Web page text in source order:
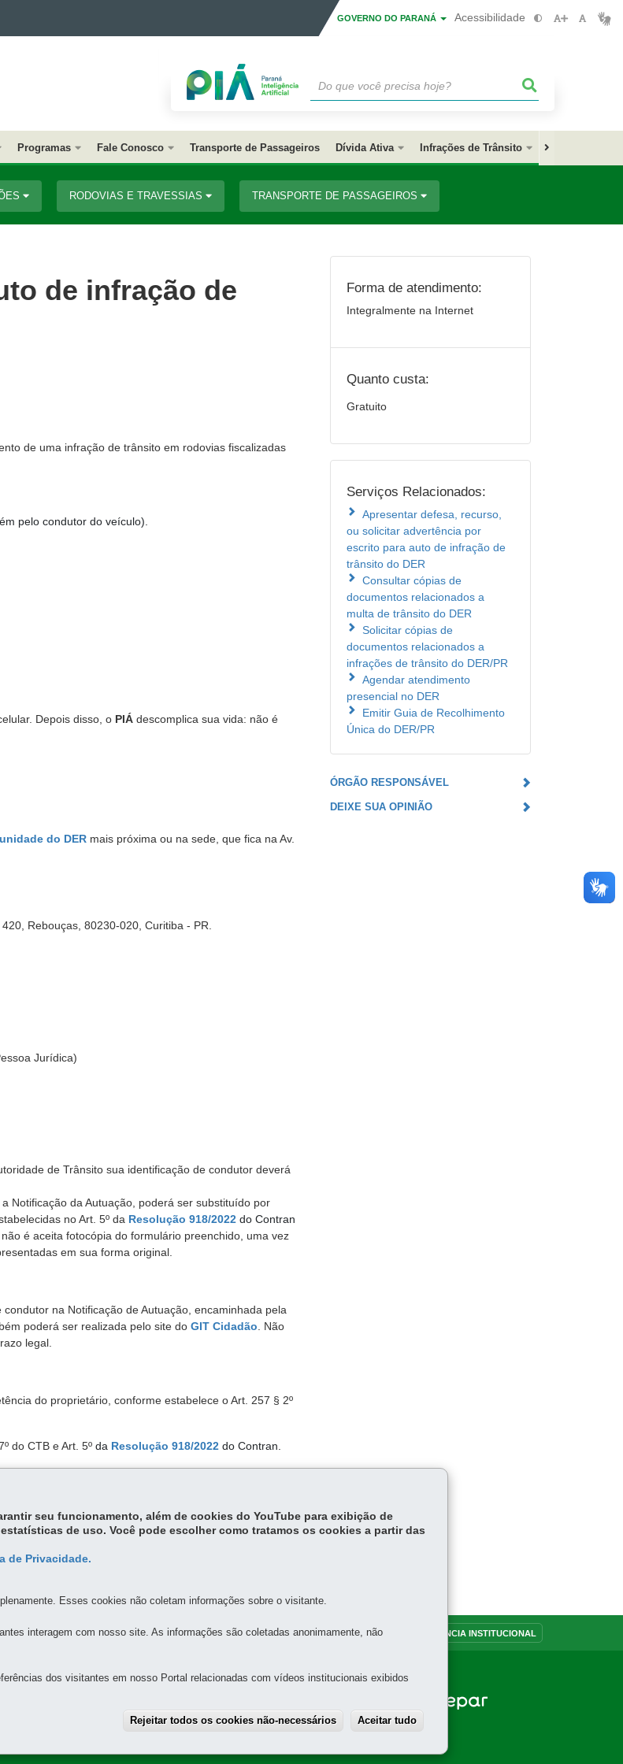
GOVERNO DO PARANÁ Acessibilidade
Programas Fale Conosco Transporte de Passageiros Dívida Ativa Infrações de Trânsito Câmara de
RODOVIAS E TRAVESSIAS TRANSPORTE DE PASSAGEIROS
de infração de
de uma infração de trânsito em rodovias fiscalizadas
pelo condutor do veículo).
Depois disso, o PIÁ descomplica sua vida: não é
unidade do DER mais próxima ou na sede, que fica na Av.
Rebouças, 80230-020, Curitiba - PR.
Jurídica)
de Trânsito sua identificação de condutor deverá
Notificação da Autuação, poderá ser substituído por
no Art. 5º da Resolução 918/2022 do Contran
é aceita fotocópia do formulário preenchido, uma vez
em sua forma original.
na Notificação de Autuação, encaminhada pela
poderá ser realizada pelo site do GIT Cidadão . Não
legal.
do proprietário, conforme estabelece o Art. 257 § 2º
do CTB e Art. 5º da Resolução 918/2022 do Contran.
ilícito penal, a Autoridade de Trânsito deverá
Forma de atendimento:
Integralmente na Internet
Quanto custa:
Gratuito
Serviços Relacionados:
Apresentar defesa, recurso,
ou solicitar advertência por
escrito para auto de infração de
trânsito do DER
Consultar cópias de
documentos relacionados a
multa de trânsito do DER
Solicitar cópias de
documentos relacionados a
infrações de trânsito do DER/PR
Agendar atendimento
presencial no DER
Emitir Guia de Recolhimento
Única do DER/PR
ÓRGÃO RESPONSÁVEL
DEIXE SUA OPINIÃO
MAPA DO SITE DENUNCIE CORRUPÇÃO OUVIDORIA TRANSPARÊNCIA INSTITUCIONAL
RODAGEM - DER
seu funcionamento, além de cookies do YouTube para exibição de
de uso. Você pode escolher como tratamos os cookies a partir das
de Privacidade.
Esses cookies não coletam informações sobre o visitante.
interagem com nosso site. As informações são coletadas anonimamente, não
dos visitantes em nosso Portal relacionadas com vídeos institucionais exibidos
Rejeitar todos os cookies não-necessários Aceitar tudo